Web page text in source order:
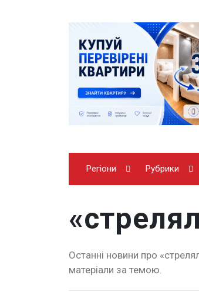
Регіони Рубрики
Останні новини про
матеріали за темою.